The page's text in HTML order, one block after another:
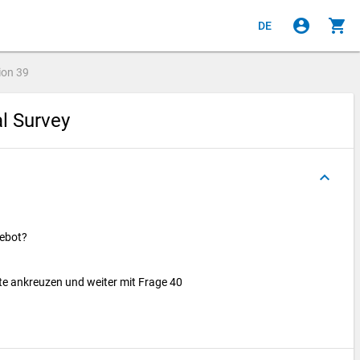
DE account_circle shopping_cart
39
Survey
keyboard_arrow_up
ankreuzen und weiter mit Frage 40